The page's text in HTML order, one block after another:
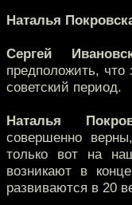
Наталья
Сергей
предположить, что
советский период.
Наталья
совершенно
только вот на
возникают в
развиваются в 20